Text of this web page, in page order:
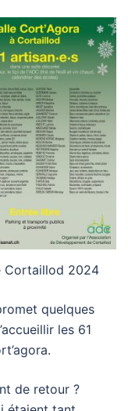
Cortaillod 2024
quelques
les 61
de retour ?